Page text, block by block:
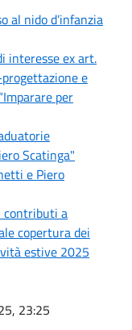
al nido d’infanzia
interesse ex art.
e
per
Scatinga"
e Piero
contributi a
copertura dei
estive 2025
23:25